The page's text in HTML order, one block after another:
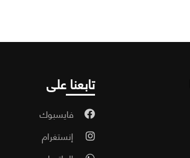
تابعنا على
فايسبوك
إنستغرام